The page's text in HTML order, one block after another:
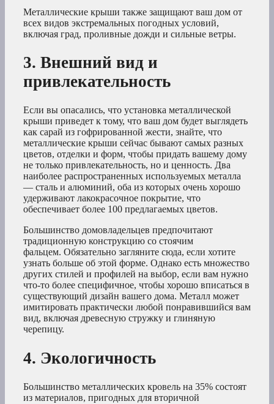
Металлические крыши также защищают ваш дом от
всех видов экстремальных погодных условий,
включая град, проливные дожди и сильные ветры.
3. Внешний вид и
привлекательность
Если вы опасались, что установка металлической
крыши приведет к тому, что ваш дом будет выглядеть
как сарай из гофрированной жести, знайте, что
металлические крыши сейчас бывают самых разных
цветов, отделки и форм, чтобы придать вашему дому
не только привлекательность, но и ценность. Два
наиболее распространенных используемых металла
— сталь и алюминий, оба из которых очень хорошо
удерживают лакокрасочное покрытие, что
обеспечивает более 100 предлагаемых цветов.
Большинство домовладельцев предпочитают
традиционную конструкцию со стоячим
фальцем. Обязательно загляните сюда, если хотите
узнать больше об этой форме. Однако есть множество
других стилей и профилей на выбор, если вам нужно
что-то более специфичное, чтобы хорошо вписаться в
существующий дизайн вашего дома. Металл может
имитировать практически любой понравившийся вам
вид, включая древесную стружку и глиняную
черепицу.
4. Экологичность
Большинство металлических кровель на 35% состоят
из материалов, пригодных для вторичной